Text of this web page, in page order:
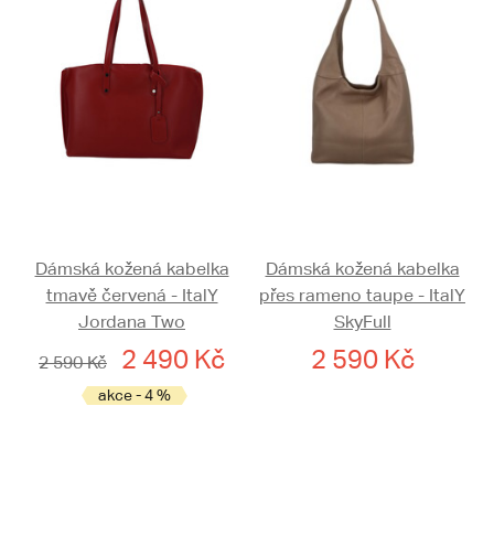
Dámská kožená kabelka
tmavě červená - ItalY
Jordana Two
2 590 Kč
2 490 Kč
akce - 4 %
Dámská kožená kabelka
přes rameno taupe - ItalY
SkyFull
2 590 Kč